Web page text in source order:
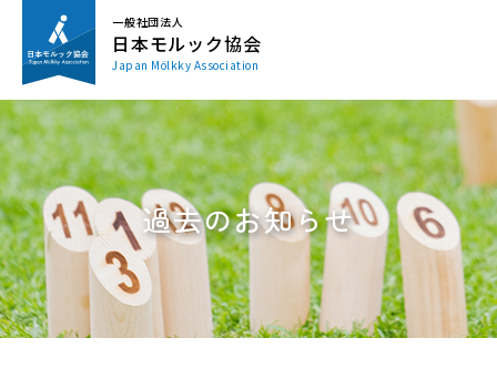
一般社団法人
日本モルック協会
Japan Mölkky Association
過去のお知らせ